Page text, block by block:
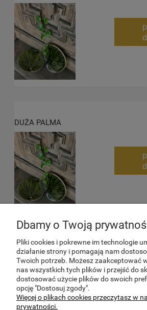
DUŻA PALMA
TWOJE KONTO
SPRAWY FORMALNE
Dbamy o Twoją
Pliki cookies i pokrewne im technologie
działanie strony i pomagają nam
Twoich potrzeb. Możesz zaakceptować
nas wszystkich tych plików i przejść do
dostosować użycie plików do swoich
opcję "Dostosuj zgody".
Więcej o plikach cookies przeczytasz w
prywatności.